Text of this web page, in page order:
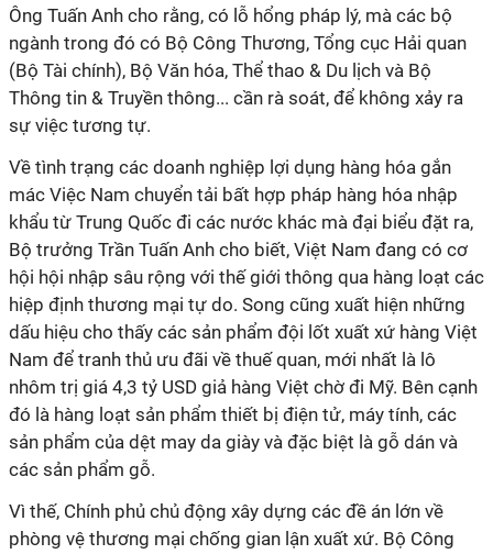
Ông Tuấn Anh cho rằng, có lỗ hổng pháp lý, mà các bộ
ngành trong đó có Bộ Công Thương, Tổng cục Hải quan
(Bộ Tài chính), Bộ Văn hóa, Thể thao & Du lịch và Bộ
Thông tin & Truyền thông... cần rà soát, để không xảy ra
sự việc tương tự.
Về tình trạng các doanh nghiệp lợi dụng hàng hóa gắn
mác Việc Nam chuyển tải bất hợp pháp hàng hóa nhập
khẩu từ Trung Quốc đi các nước khác mà đại biểu đặt ra,
Bộ trưởng Trần Tuấn Anh cho biết, Việt Nam đang có cơ
hội hội nhập sâu rộng với thế giới thông qua hàng loạt các
hiệp định thương mại tự do. Song cũng xuất hiện những
dấu hiệu cho thấy các sản phẩm đội lốt xuất xứ hàng Việt
Nam để tranh thủ ưu đãi về thuế quan, mới nhất là lô
nhôm trị giá 4,3 tỷ USD giả hàng Việt chờ đi Mỹ. Bên cạnh
đó là hàng loạt sản phẩm thiết bị điện tử, máy tính, các
sản phẩm của dệt may da giày và đặc biệt là gỗ dán và
các sản phẩm gỗ.
Vì thế, Chính phủ chủ động xây dựng các đề án lớn về
phòng vệ thương mại chống gian lận xuất xứ. Bộ Công